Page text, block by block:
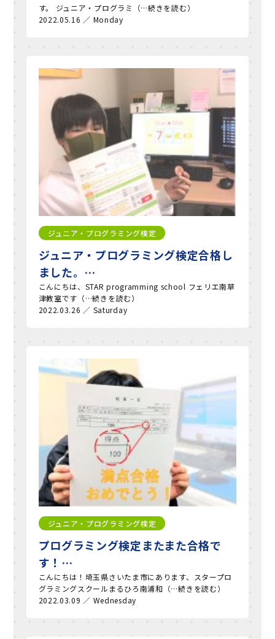
す。 ジュニア・プログラミ（…続きを読む）
2022.05.16 ／ Monday
ジュニア・プログラミング検定
ジュニア・プログラミング検定合格し
ました。…
こんにちは、STAR programming school フェリエ南草
津教室です（…続きを読む）
2022.03.26 ／ Saturday
ジュニア・プログラミング検定
プログラミング検定またまた合格で
す！…
こんにちは！埼玉県さいたま市にあります、スタープロ
グラミングスクールまるひろ南浦和（…続きを読む）
2022.03.09 ／ Wednesday